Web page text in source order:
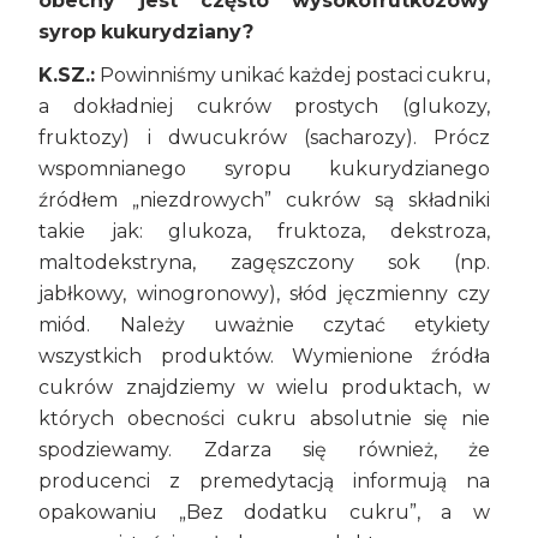
syrop kukurydziany?
K.SZ.: Powinniśmy unikać każdej postaci cukru,
a dokładniej cukrów prostych (glukozy,
fruktozy) i dwucukrów (sacharozy). Prócz
wspomnianego syropu kukurydzianego
źródłem „niezdrowych” cukrów są składniki
takie jak: glukoza, fruktoza, dekstroza,
maltodekstryna, zagęszczony sok (np.
jabłkowy, winogronowy), słód jęczmienny czy
miód. Należy uważnie czytać etykiety
wszystkich produktów. Wymienione źródła
cukrów znajdziemy w wielu produktach, w
których obecności cukru absolutnie się nie
spodziewamy. Zdarza się również, że
producenci z premedytacją informują na
opakowaniu „Bez dodatku cukru”, a w